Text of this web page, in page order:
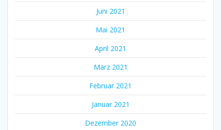
Juni 2021
Mai 2021
April 2021
März 2021
Februar 2021
Januar 2021
Dezember 2020